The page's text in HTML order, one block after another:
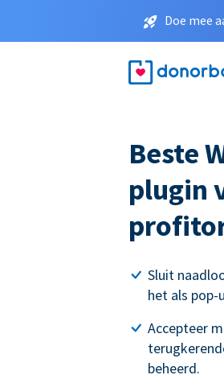
Doe mee
Beste
plugin
Sluit
het als pop-
Accepteer
beheerd.